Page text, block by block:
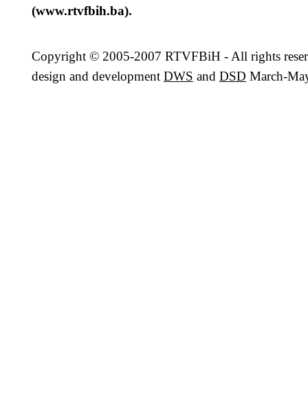
(www.rtvfbih.ba).
Copyright © 2005-2007 RTVFBiH - All rights
design and development DWS and DSD March-